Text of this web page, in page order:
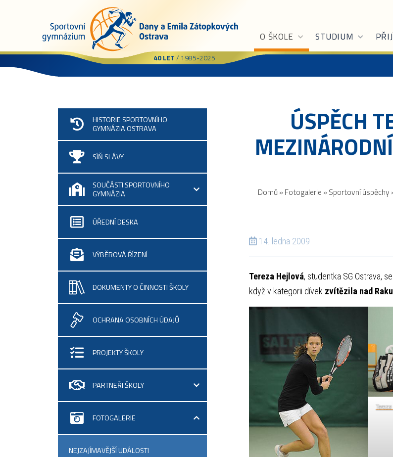
40 LET/ 1985-2025
O ŠKOLE STUDIUM
ÚSPĚCH
Domů »Fotogalerie »Sportovní úspěchy
14. ledna 2009
Tereza Hejlová, studentka SG Ostrava,
když v kategorii dívek zvítězila nad
HISTORIE SPORTOVNÍHO
GYMNÁZIA OSTRAVA
SÍŇ SLÁVY
SOUČÁSTI SPORTOVNÍHO
GYMNÁZIA
ÚŘEDNÍ DESKA
VÝBĚROVÁ ŘÍZENÍ
DOKUMENTY O ČINNOSTI ŠKOLY
OCHRANA OSOBNÍCH ÚDAJŮ
PROJEKTY ŠKOLY
PARTNEŘI ŠKOLY
FOTOGALERIE
NEJZAJÍMAVĚJŠÍ UDÁLOSTI